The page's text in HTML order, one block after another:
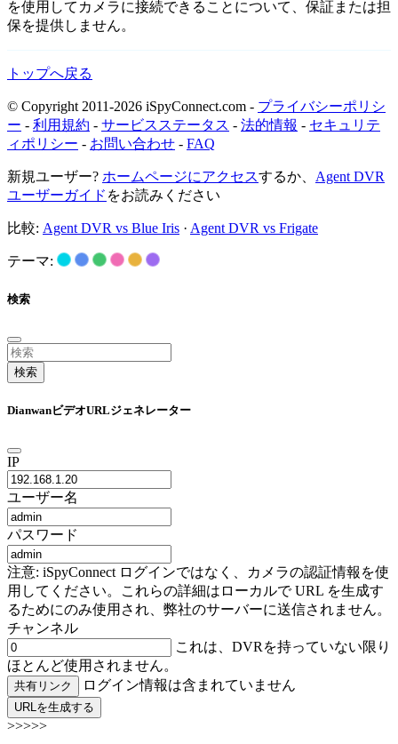
を使用してカメラに接続できることについて、保証または担
保を提供しません。
トップへ戻る
© Copyright 2011-2026 iSpyConnect.com - プライバシーポリシ
ー - 利用規約 - サービスステータス - 法的情報 - セキュリテ
ィポリシー - お問い合わせ - FAQ
新規ユーザー? ホームページにアクセスするか、 Agent DVR
ユーザーガイド をお読みください
比較: Agent DVR vs Blue Iris · Agent DVR vs Frigate
テーマ:
検索
検索
DianwanビデオURLジェネレーター
IP
ユーザー名
パスワード
注意: iSpyConnect ログインではなく、カメラの認証情報を使
用してください。これらの詳細はローカルで URL を生成す
るためにのみ使用され、弊社のサーバーに送信されません。
チャンネル
これは、DVRを持っていない限り
ほとんど使用されません。
共有リンク ログイン情報は含まれていません
URLを生成する
>>>>>